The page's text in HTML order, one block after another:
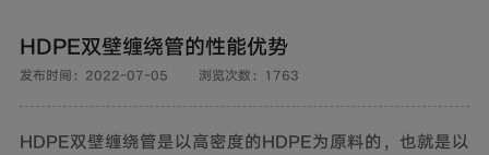
HDPE双壁缠绕管的性能优势
发布时间：2022-07-05 浏览次数：1763
HDPE双壁缠绕管是以高密度的HDPE为原料的，也就是以